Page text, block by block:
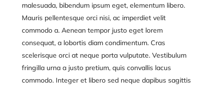
malesuada, bibendum ipsum eget, elementum libero.
Mauris pellentesque orci nisi, ac imperdiet velit
commodo a. Aenean tempor justo eget lorem
consequat, a lobortis diam condimentum. Cras
scelerisque orci at neque porta vulputate. Vestibulum
fringilla urna a justo pretium, quis convallis lacus
commodo. Integer et libero sed neque dapibus sagittis